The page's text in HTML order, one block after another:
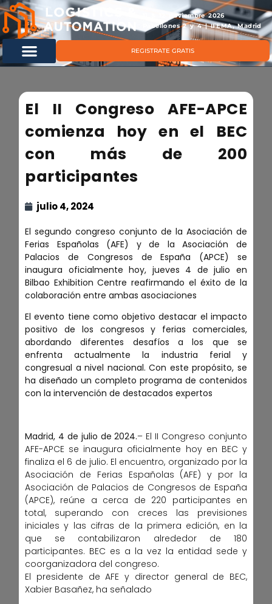
11 & 12 noviembre 2026
Pabellones 2 y 4 | IFEMA, Madrid
REGISTRATE GRATIS
El II Congreso AFE-APCE
comienza hoy en el BEC
con más de 200
participantes
julio 4, 2024
El segundo congreso conjunto de la Asociación de
Ferias Españolas (AFE) y de la Asociación de
Palacios de Congresos de España (APCE) se
inaugura oficialmente hoy, jueves 4 de julio en
Bilbao Exhibition Centre reafirmando el éxito de la
colaboración entre ambas asociaciones
El evento tiene como objetivo destacar el impacto
positivo de los congresos y ferias comerciales,
abordando diferentes desafíos a los que se
enfrenta actualmente la industria ferial y
congresual a nivel nacional. Con este propósito, se
ha diseñado un completo programa de contenidos
con la intervención de destacados expertos
Madrid, 4 de julio de 2024.– El II Congreso conjunto
AFE-APCE se inaugura oficialmente hoy en BEC y
finaliza el 6 de julio. El encuentro, organizado por la
Asociación de Ferias Españolas (AFE) y por la
Asociación de Palacios de Congresos de España
(APCE), reúne a cerca de 220 participantes en
total, superando con creces las previsiones
iniciales y las cifras de la primera edición, en la
que se contabilizaron alrededor de 180
participantes. BEC es a la vez la entidad sede y
coorganizadora del congreso.
El presidente de AFE y director general de BEC,
Xabier Basañez, ha señalado